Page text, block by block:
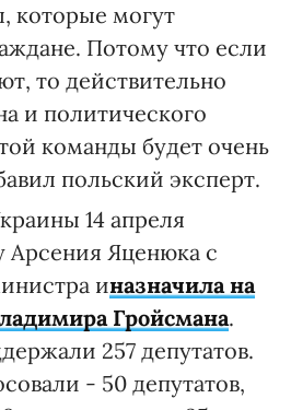
которые могут
Потому что если
то действительно
и политического
команды будет очень
польский эксперт.
14 апреля
Арсения Яценюка с
иназначила на
Гройсмана.
257 депутатов.
- 50 депутатов,